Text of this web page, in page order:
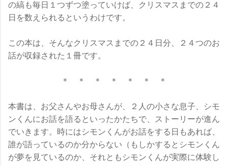
の縞も毎日１つずつ塗っていけば、クリスマスまでの２４
日を数えられるというわけです。
この本は、そんなクリスマスまでの２４日分、２４つのお
話が収録された１冊です。
＊ ＊ ＊ ＊ ＊ ＊ ＊
本書は、お父さんやお母さんが、２人の小さな息子、シモ
ンくんにお話を語るといったかたちで、ストーリーが進ん
でいきます。時にはシモンくんがお話をする日もあれば、
誰が語っているのか分からない（もしかするとシモンくん
が夢を見ているのか、それともシモンくんが実際に体験し